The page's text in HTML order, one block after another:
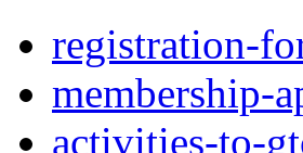
registration-
membership-
activities-to-